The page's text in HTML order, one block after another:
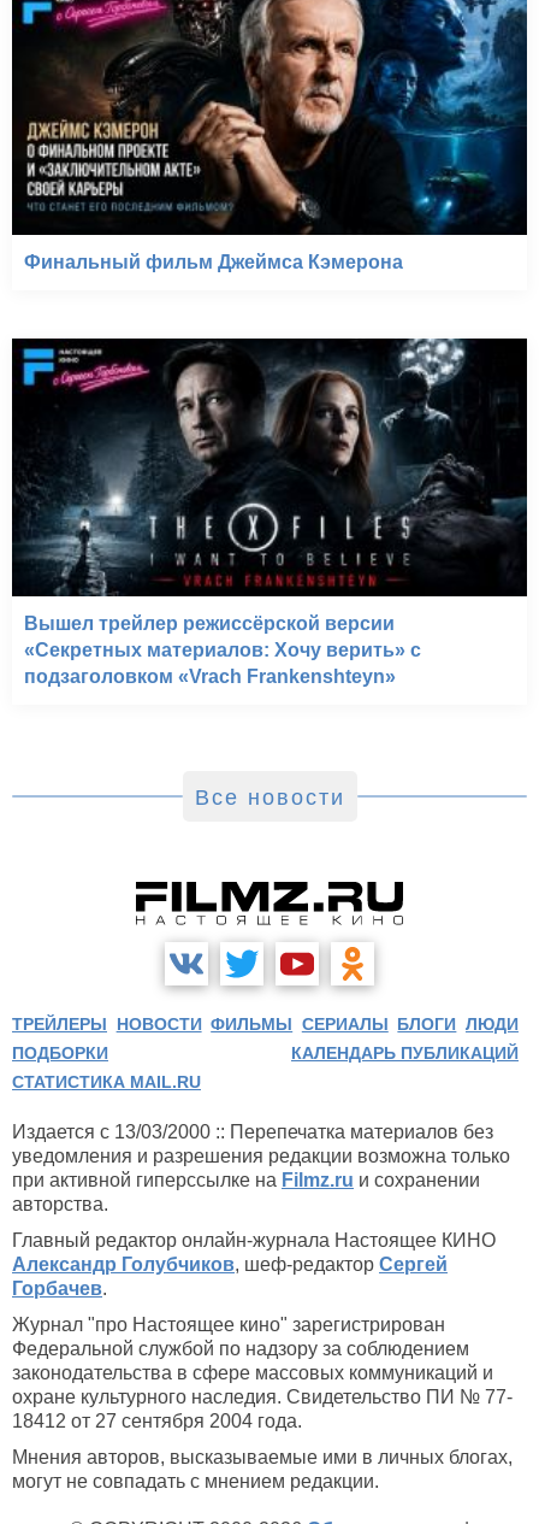
Финальный фильм Джеймса Кэмерона
Вышел трейлер режиссёрской версии
«Секретных материалов: Хочу верить» с
подзаголовком «Vrach Frankenshteyn»
Все новости
ТРЕЙЛЕРЫ НОВОСТИ ФИЛЬМЫ СЕРИАЛЫ БЛОГИ ЛЮДИ
ПОДБОРКИ
КАЛЕНДАРЬ ПУБЛИКАЦИЙ
СТАТИСТИКА MAIL.RU
Издается с 13/03/2000 :: Перепечатка материалов без
уведомления и разрешения редакции возможна только
при активной гиперссылке на Filmz.ru и сохранении
авторства.
Главный редактор онлайн-журнала Настоящее КИНО
Александр Голубчиков, шеф-редактор Сергей
Горбачев.
Журнал "про Настоящее кино" зарегистрирован
Федеральной службой по надзору за соблюдением
законодательства в сфере массовых коммуникаций и
охране культурного наследия. Свидетельство ПИ № 77-
18412 от 27 сентября 2004 года.
Мнения авторов, высказываемые ими в личных блогах,
могут не совпадать с мнением редакции.